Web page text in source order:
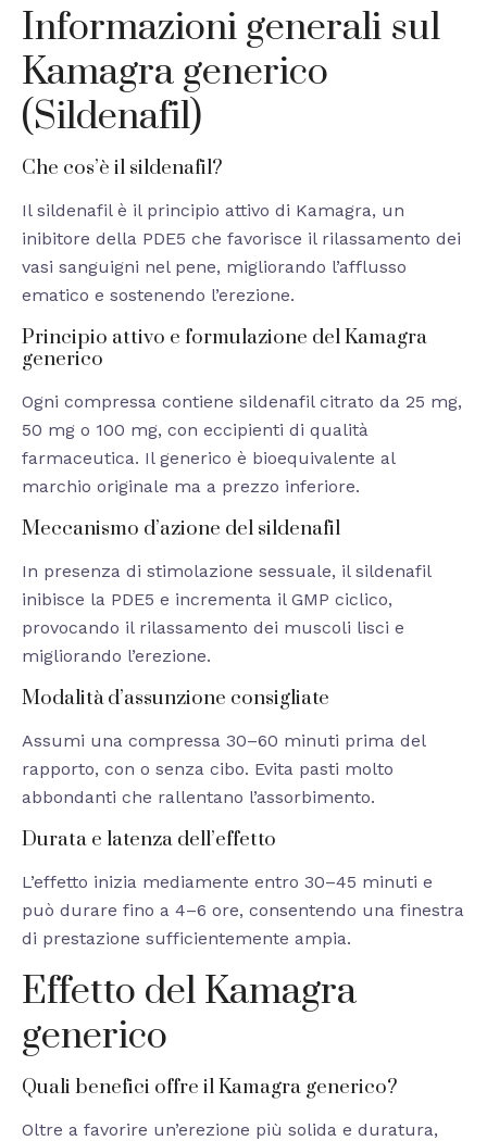
Informazioni generali sul
Kamagra generico
(Sildenafil)
Che cos’è il sildenafil?
Il sildenafil è il principio attivo di Kamagra, un
inibitore della PDE5 che favorisce il rilassamento dei
vasi sanguigni nel pene, migliorando l’afflusso
ematico e sostenendo l’erezione.
Principio attivo e formulazione del Kamagra
generico
Ogni compressa contiene sildenafil citrato da 25 mg,
50 mg o 100 mg, con eccipienti di qualità
farmaceutica. Il generico è bioequivalente al
marchio originale ma a prezzo inferiore.
Meccanismo d’azione del sildenafil
In presenza di stimolazione sessuale, il sildenafil
inibisce la PDE5 e incrementa il GMP ciclico,
provocando il rilassamento dei muscoli lisci e
migliorando l’erezione.
Modalità d’assunzione consigliate
Assumi una compressa 30–60 minuti prima del
rapporto, con o senza cibo. Evita pasti molto
abbondanti che rallentano l’assorbimento.
Durata e latenza dell’effetto
L’effetto inizia mediamente entro 30–45 minuti e
può durare fino a 4–6 ore, consentendo una finestra
di prestazione sufficientemente ampia.
Effetto del Kamagra
generico
Quali benefici offre il Kamagra generico?
Oltre a favorire un’erezione più solida e duratura,